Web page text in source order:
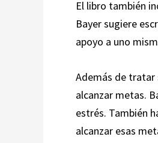
El libro también
Bayer sugiere
apoyo a uno
Además de tratar
alcanzar metas.
estrés. También
alcanzar esas